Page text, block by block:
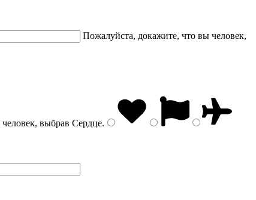
Пожалуйста, докажите, что вы человек,
выбрав Сердце.